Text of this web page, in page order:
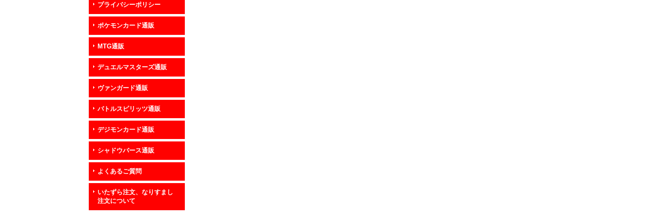
プライバシーポリシー
ポケモンカード通販
MTG通販
デュエルマスターズ通販
ヴァンガード通販
バトルスピリッツ通販
デジモンカード通販
シャドウバース通販
よくあるご質問
いたずら注文、なりすまし
注文について